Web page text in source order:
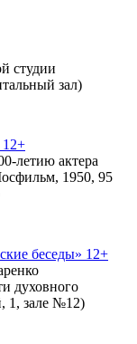
студии
зал)
летию актера
1950, 95
беседы» 12+
духовного
1, зале №12)